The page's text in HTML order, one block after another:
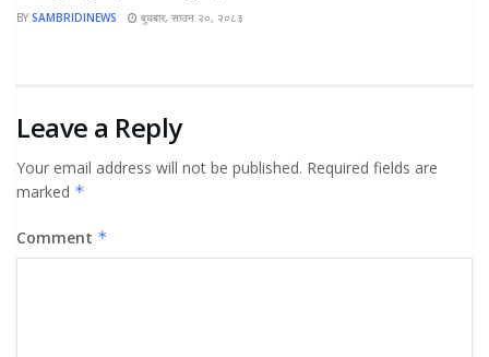
BY SAMBRIDINEWS बुधबार, साउन २०, २०८३
Leave a Reply
Your email address will not be published. Required fields are
marked *
Comment *